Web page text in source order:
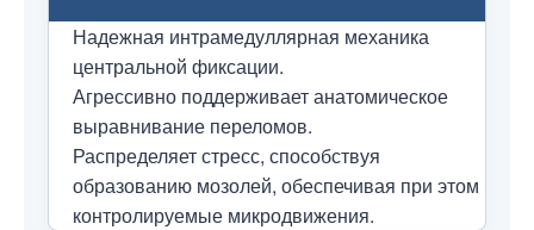
Надежная интрамедуллярная механика
центральной фиксации.
Агрессивно поддерживает анатомическое
выравнивание переломов.
Распределяет стресс, способствуя
образованию мозолей, обеспечивая при этом
контролируемые микродвижения.